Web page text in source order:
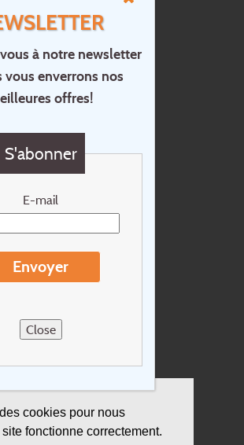
cookies pour nous
fonctionne correctement.
à notre newsletter
vous enverrons nos
offres!
S'abonner
E-mail
Envoyer
Close
Accueil
Contact
Questions?
Newsletter
Conditions de voyage
Sitemap
Assurance